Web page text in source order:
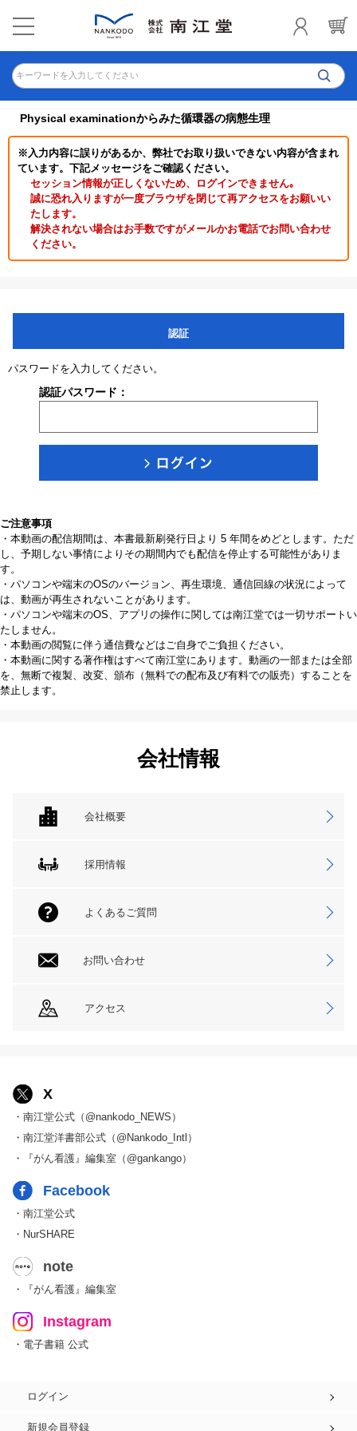
キーワードを入力してください
Physical examinationからみた循環器の病態生理
※入力内容に誤りがあるか、弊社でお取り扱いできない内容が含まれ
ています。下記メッセージをご確認ください。
セッション情報が正しくないため、ログインできません｡
誠に恐れ入りますが一度ブラウザを閉じて再アクセスをお願いい
たします。
解決されない場合はお手数ですがメールかお電話でお問い合わせ
ください。
認証
パスワードを入力してください。
認証パスワード：
ご注意事項
・本動画の配信期間は、本書最新刷発行日より 5 年間をめどとします。ただ
し、予期しない事情によりその期間内でも配信を停止する可能性がありま
す。
・パソコンや端末のOSのバージョン、再生環境、通信回線の状況によって
は、動画が再生されないことがあります。
・パソコンや端末のOS、アプリの操作に関しては南江堂では一切サポートい
たしません。
・本動画の閲覧に伴う通信費などはご自身でご負担ください。
・本動画に関する著作権はすべて南江堂にあります。動画の一部または全部
を、無断で複製、改変、頒布（無料での配布及び有料での販売）することを
禁止します。
会社情報
会社概要
採用情報
よくあるご質問
お問い合わせ
アクセス
X
・南江堂公式（@nankodo_NEWS）
・南江堂洋書部公式（@Nankodo_Intl）
・『がん看護』編集室（@gankango）
Facebook
・南江堂公式
・NurSHARE
note
・『がん看護』編集室
Instagram
・電子書籍 公式
ログイン
新規会員登録